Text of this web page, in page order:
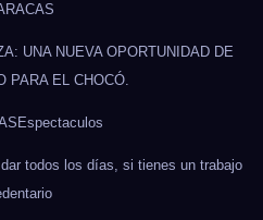
UNA NUEVA OPORTUNIDAD DE
PARA EL CHOCÓ.
Espectaculos
todos los días, si tienes un trabajo